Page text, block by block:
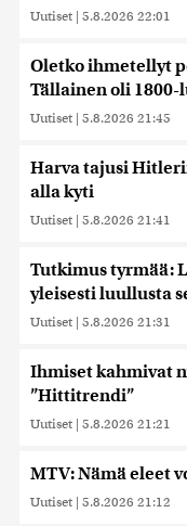
Uutiset | 5.8.2026 22:01
Oletko ihmetellyt
Tällainen oli 1800-
Uutiset | 5.8.2026 21:45
Harva tajusi
alla kyti
Uutiset | 5.8.2026 21:41
Tutkimus tyrmää:
yleisesti luullusta
Uutiset | 5.8.2026 21:31
Ihmiset kahmivat
”Hittitrendi”
Uutiset | 5.8.2026 21:21
MTV: Nämä eleet
Uutiset | 5.8.2026 21:12